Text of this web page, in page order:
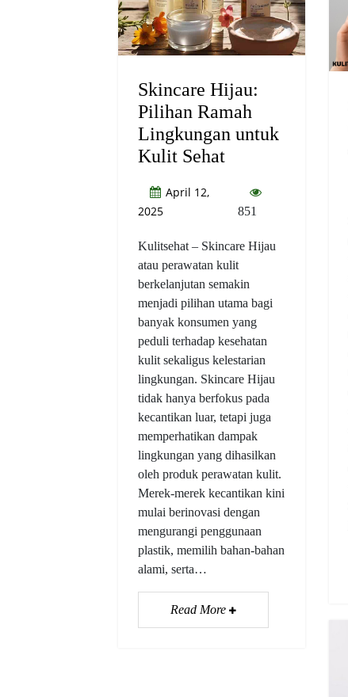
Skincare Hijau:
Pilihan Ramah
Lingkungan untuk
Kulit Sehat
April 12,
2025
851
Kulitsehat – Skincare Hijau
atau perawatan kulit
berkelanjutan semakin
menjadi pilihan utama bagi
banyak konsumen yang
peduli terhadap kesehatan
kulit sekaligus kelestarian
lingkungan. Skincare Hijau
tidak hanya berfokus pada
kecantikan luar, tetapi juga
memperhatikan dampak
lingkungan yang dihasilkan
oleh produk perawatan kulit.
Merek-merek kecantikan kini
mulai berinovasi dengan
mengurangi penggunaan
plastik, memilih bahan-bahan
alami, serta…
Read More